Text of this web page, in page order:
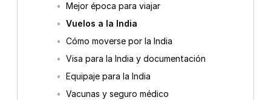
Mejor época para viajar
Vuelos a la India
Cómo moverse por la India
Visa para la India y documentación
Equipaje para la India
Vacunas y seguro médico